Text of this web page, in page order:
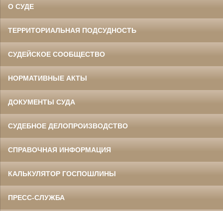
О СУДЕ
ТЕРРИТОРИАЛЬНАЯ ПОДСУДНОСТЬ
СУДЕЙСКОЕ СООБЩЕСТВО
НОРМАТИВНЫЕ АКТЫ
ДОКУМЕНТЫ СУДА
СУДЕБНОЕ ДЕЛОПРОИЗВОДСТВО
СПРАВОЧНАЯ ИНФОРМАЦИЯ
КАЛЬКУЛЯТОР ГОСПОШЛИНЫ
ПРЕСС-СЛУЖБА